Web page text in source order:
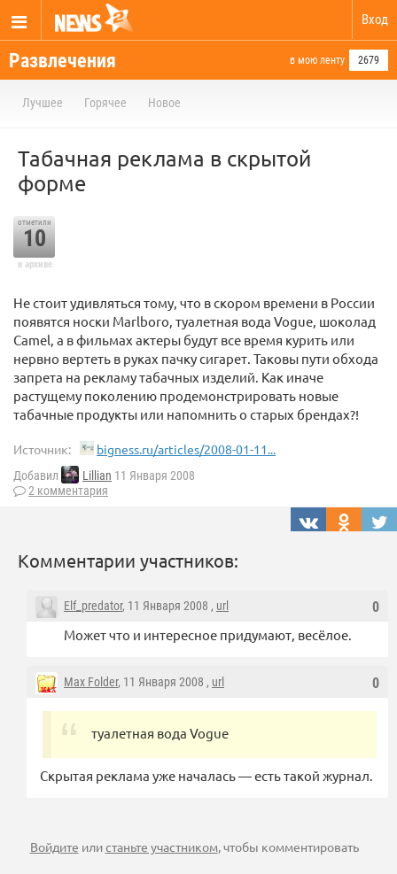
Вход
Развлечения в мою ленту 2679
Лучшее Горячее Новое
Табачная реклама в скрытой
форме
отметили
10
в архиве
Не стоит удивляться тому, что в скором времени в России
появятся носки Marlboro, туалетная вода Vogue, шоколад
Camel, а в фильмах актеры будут все время курить или
нервно вертеть в руках пачку сигарет. Таковы пути обхода
запрета на рекламу табачных изделий. Как иначе
растущему поколению продемонстрировать новые
табачные продукты или напомнить о старых брендах?!
Источник: bigness.ru/articles/2008-01-11...
Добавил Lillian 11 Января 2008
2 комментария
Комментарии участников:
0
Elf_predator, 11 Января 2008 , url
Может что и интересное придумают, весёлое.
0
Max Folder, 11 Января 2008 , url
туалетная вода Vogue
Скрытая реклама уже началась — есть такой журнал.
Войдите илистаньте участником, чтобы комментировать